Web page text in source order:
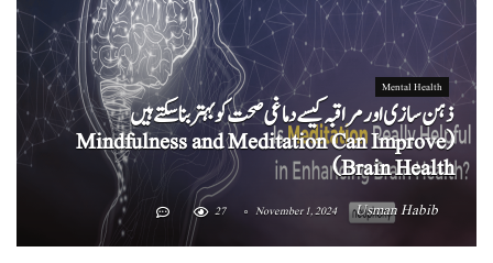
Mental Health
ذہن سازی اور مراقبہ کیسے دماغی صحت کو بہتر بنا سکتے ہیں
(Mindfulness and Meditation Can Improve
Brain Health)
Usman Habib
November 1, 2024
27